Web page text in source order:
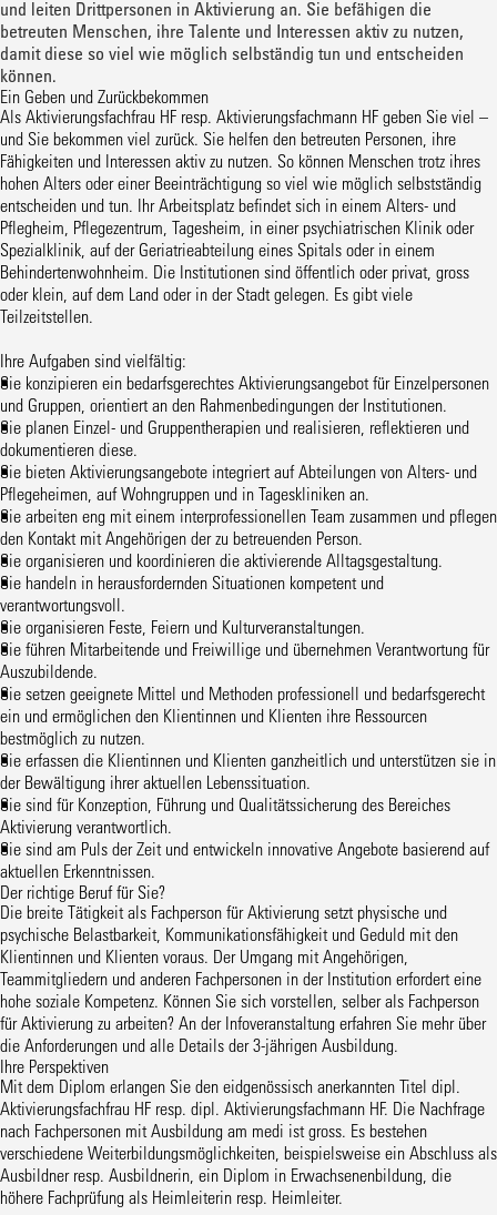
und leiten Drittpersonen in Aktivierung an. Sie befähigen die
betreuten Menschen, ihre Talente und Interessen aktiv zu nutzen,
damit diese so viel wie möglich selbständig tun und entscheiden
können.
Ein Geben und Zurückbekommen
Als Aktivierungsfachfrau HF resp. Aktivierungsfachmann HF geben Sie viel –
und Sie bekommen viel zurück. Sie helfen den betreuten Personen, ihre
Fähigkeiten und Interessen aktiv zu nutzen. So können Menschen trotz ihres
hohen Alters oder einer Beeinträchtigung so viel wie möglich selbstständig
entscheiden und tun. Ihr Arbeitsplatz befindet sich in einem Alters- und
Pflegheim, Pflegezentrum, Tagesheim, in einer psychiatrischen Klinik oder
Spezialklinik, auf der Geriatrieabteilung eines Spitals oder in einem
Behindertenwohnheim. Die Institutionen sind öffentlich oder privat, gross
oder klein, auf dem Land oder in der Stadt gelegen. Es gibt viele
Teilzeitstellen.
Ihre Aufgaben sind vielfältig:
Sie konzipieren ein bedarfsgerechtes Aktivierungsangebot für Einzelpersonen
und Gruppen, orientiert an den Rahmenbedingungen der Institutionen.
Sie planen Einzel- und Gruppentherapien und realisieren, reflektieren und
dokumentieren diese.
Sie bieten Aktivierungsangebote integriert auf Abteilungen von Alters- und
Pflegeheimen, auf Wohngruppen und in Tageskliniken an.
Sie arbeiten eng mit einem interprofessionellen Team zusammen und pflegen
den Kontakt mit Angehörigen der zu betreuenden Person.
Sie organisieren und koordinieren die aktivierende Alltagsgestaltung.
Sie handeln in herausfordernden Situationen kompetent und
verantwortungsvoll.
Sie organisieren Feste, Feiern und Kulturveranstaltungen.
Sie führen Mitarbeitende und Freiwillige und übernehmen Verantwortung für
Auszubildende.
Sie setzen geeignete Mittel und Methoden professionell und bedarfsgerecht
ein und ermöglichen den Klientinnen und Klienten ihre Ressourcen
bestmöglich zu nutzen.
Sie erfassen die Klientinnen und Klienten ganzheitlich und unterstützen sie in
der Bewältigung ihrer aktuellen Lebenssituation.
Sie sind für Konzeption, Führung und Qualitätssicherung des Bereiches
Aktivierung verantwortlich.
Sie sind am Puls der Zeit und entwickeln innovative Angebote basierend auf
aktuellen Erkenntnissen.
Der richtige Beruf für Sie?
Die breite Tätigkeit als Fachperson für Aktivierung setzt physische und
psychische Belastbarkeit, Kommunikationsfähigkeit und Geduld mit den
Klientinnen und Klienten voraus. Der Umgang mit Angehörigen,
Teammitgliedern und anderen Fachpersonen in der Institution erfordert eine
hohe soziale Kompetenz. Können Sie sich vorstellen, selber als Fachperson
für Aktivierung zu arbeiten? An der Infoveranstaltung erfahren Sie mehr über
die Anforderungen und alle Details der 3-jährigen Ausbildung.
Ihre Perspektiven
Mit dem Diplom erlangen Sie den eidgenössisch anerkannten Titel dipl.
Aktivierungsfachfrau HF resp. dipl. Aktivierungsfachmann HF. Die Nachfrage
nach Fachpersonen mit Ausbildung am medi ist gross. Es bestehen
verschiedene Weiterbildungsmöglichkeiten, beispielsweise ein Abschluss als
Ausbildner resp. Ausbildnerin, ein Diplom in Erwachsenenbildung, die
höhere Fachprüfung als Heimleiterin resp. Heimleiter.